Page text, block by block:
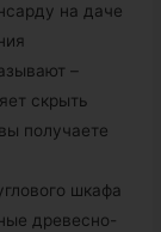
на даче
–
скрыть
получаете
шкафа
древесно-